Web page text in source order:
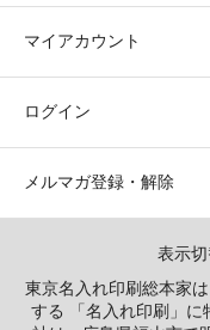
マイアカウント
ログイン
メルマガ登録・解除
表示
東京名入れ印刷総本家
する 「名入れ印刷」に